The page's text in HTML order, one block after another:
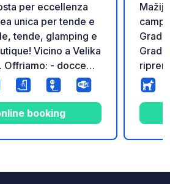
per eccellenza
tende, glamping e
a Velika
- lavandini con
per camper -
gratuito -
- idee per
- noleggio bici
booking
acqua